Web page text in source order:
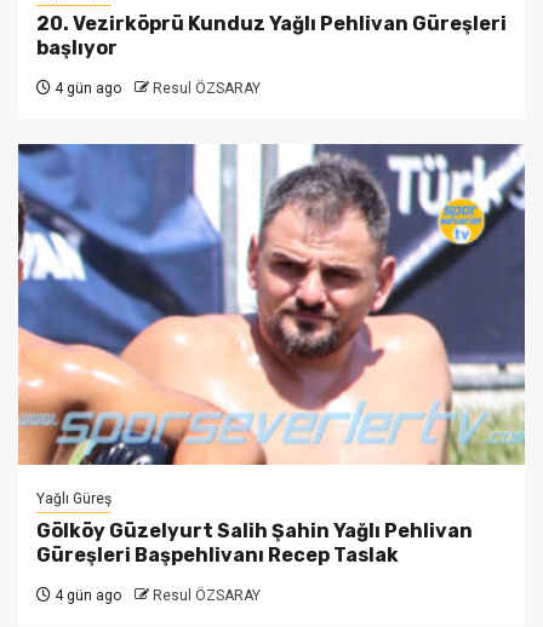
20. Vezirköprü Kunduz Yağlı Pehlivan Güreşleri
başlıyor
4 gün ago Resul ÖZSARAY
Yağlı Güreş
Gölköy Güzelyurt Salih Şahin Yağlı Pehlivan
Güreşleri Başpehlivanı Recep Taslak
4 gün ago Resul ÖZSARAY